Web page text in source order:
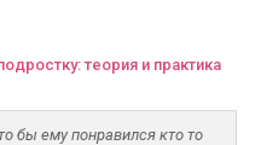
теория и практика
бы ему понравился кто то